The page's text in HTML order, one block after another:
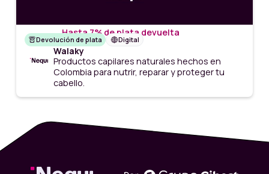
Hasta 7% de plata devuelta
Devolución de plata Digital
Walaky
Productos capilares naturales hechos en
Colombia para nutrir, reparar y proteger tu
cabello.